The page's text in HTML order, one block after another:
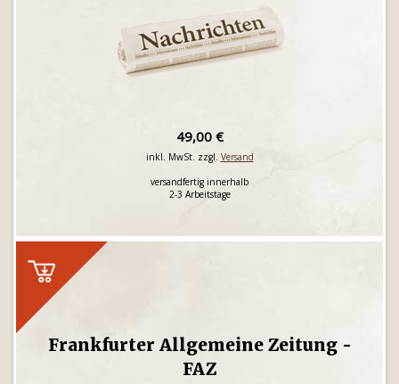
49,00 €
inkl. MwSt. zzgl. Versand
versandfertig innerhalb
2-3 Arbeitstage
Frankfurter Allgemeine Zeitung -
FAZ